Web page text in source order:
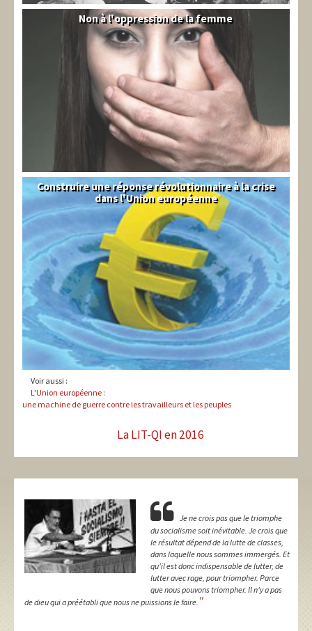
Syrie
Non à l'oppression de la femme
Syndical
Construire une réponse révolutionnaire à la crise
dans l'Union européenne
Voir aussi :
L'Union européenne :
une machine de guerre contre les travailleurs et les peuples
La LIT-QI en 2016
Je ne crois pas que le triomphe
du socialisme soit inévitable. Je crois que
le résultat dépend de la lutte de classes,
dans laquelle nous sommes immergés. Et
qu'il est donc indispensable de lutter, de
lutter avec rage, pour triompher. Parce
que nous pouvons triompher. Il n'y a pas
de dieu qui a préétabli que nous ne puissions le faire. "